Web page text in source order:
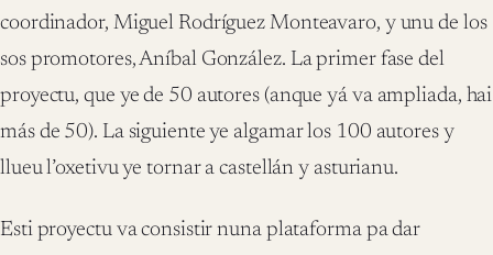
coordinador, Miguel Rodríguez Monteavaro, y unu de los
sos promotores, Aníbal González. La primer fase del
proyectu, que ye de 50 autores (anque yá va ampliada, hai
más de 50). La siguiente ye algamar los 100 autores y
llueu l’oxetivu ye tornar a castellán y asturianu.
Esti proyectu va consistir nuna plataforma pa dar